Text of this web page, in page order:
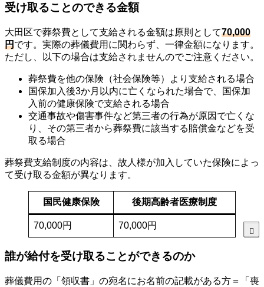
受け取ることのできる金額
大田区で葬祭費として支給される金額は原則として70,000
円です。実際の葬儀費用に関わらず、一律金額になります。
ただし、以下の場合は支給されませんのでご注意ください。
葬祭費を他の保険（社会保険等）より支給される場合
国保加入後3か月以内に亡くなられた場合で、国保加
入前の健康保険で支給される場合
交通事故や傷害事件など第三者の行為が原因で亡くな
り、その第三者から葬祭費に該当する賠償金などを受
取る場合
葬祭費支給制度の内容は、故人様が加入していた保険によっ
て受け取る金額が異なります。
国民健康保険 後期高齢者医療制度
70,000円 70,000円
誰が給付を受け取ることができるのか
葬儀費用の「領収書」の宛名にお名前の記載がある方＝「喪